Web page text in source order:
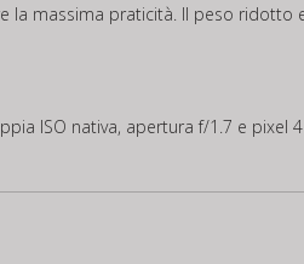
la massima praticità. Il peso ridotto
ISO nativa, apertura f/1.7 e pixel 4